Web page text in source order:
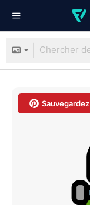
Sauvegardez